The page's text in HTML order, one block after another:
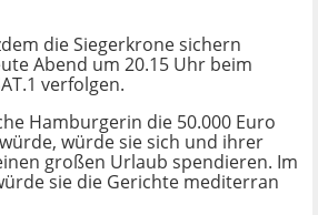
die Siegerkrone sichern
Abend um 20.15 Uhr beim
verfolgen.
Hamburgerin die 50.000 Euro
würde sie sich und ihrer
großen Urlaub spendieren. Im
sie die Gerichte mediterran